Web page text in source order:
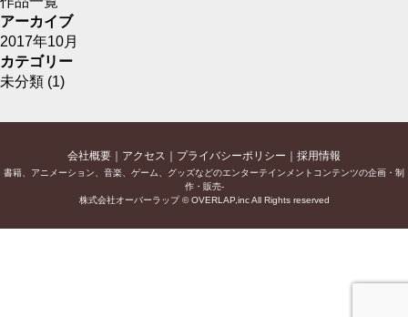
アーカイブ
2017年10月
カテゴリー
未分類 (1)
会社概要 アクセス プライバシーポリシー 採用情報
書籍、アニメーション、音楽、ゲーム、グッズなどのエンターテインメントコンテンツの企画・制
作・販売-
株式会社オーバーラップ © OVERLAP,inc All Rights reserved